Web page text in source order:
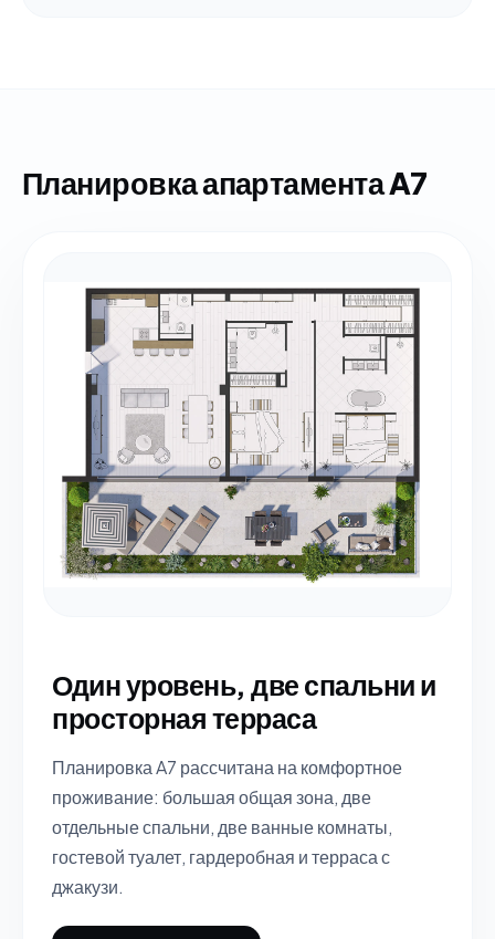
Планировка апартамента A7
Один уровень, две спальни и
просторная терраса
Планировка A7 рассчитана на комфортное
проживание: большая общая зона, две
отдельные спальни, две ванные комнаты,
гостевой туалет, гардеробная и терраса с
джакузи.